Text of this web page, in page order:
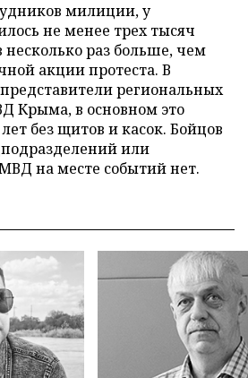
милиции, у
не менее трех тысяч
несколько раз больше, чем
акции протеста. В
региональных
Крыма, в основном это
без щитов и касок. Бойцов
или
на месте событий нет.